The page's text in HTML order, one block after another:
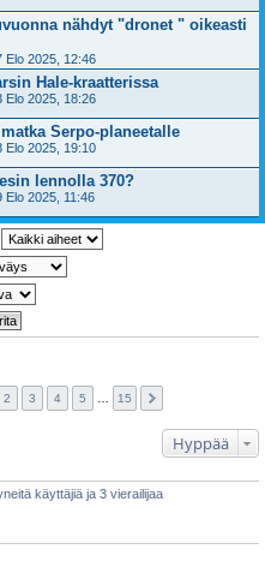
nähdyt "dronet " oikeasti
Elo 2025, 12:46
Hale-kraatterissa
Elo 2025, 18:26
Serpo-planeetalle
Elo 2025, 19:10
lennolla 370?
Elo 2025, 11:46
2 3 4 5 15
Hyppää
käyttäjiä ja 3 vierailijaa